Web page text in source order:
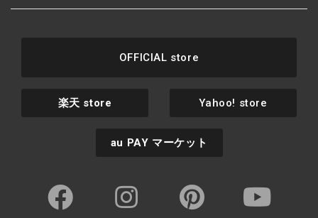
OFFICIAL store
楽天 store Yahoo! store
au PAY マーケット